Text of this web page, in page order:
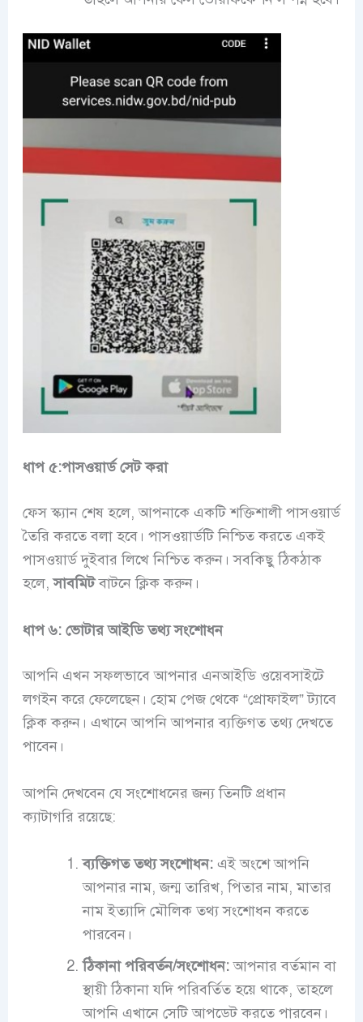
ধাপ ৫:পাসওয়ার্ড সেট করা
ফেস স্ক্যান শেষ হলে, আপনাকে একটি শক্তিশালী পাসওয়ার্ড
তৈরি করতে বলা হবে। পাসওয়ার্ডটি নিশ্চিত করতে একই
পাসওয়ার্ড দুইবার লিখে নিশ্চিত করুন। সবকিছু ঠিকঠাক
হলে,সাবমিটবাটনে ক্লিক করুন।
ধাপ ৬: ভোটার আইডি তথ্য সংশোধন
আপনি এখন সফলভাবে আপনার এনআইডি ওয়েবসাইটে
লগইন করে ফেলেছেন। হোম পেজ থেকে “প্রোফাইল” ট্যাবে
ক্লিক করুন। এখানে আপনি আপনার ব্যক্তিগত তথ্য দেখতে
পাবেন।
আপনি দেখবেন যে সংশোধনের জন্য তিনটি প্রধান
ক্যাটাগরি রয়েছে:
ব্যক্তিগত তথ্য সংশোধন:এই অংশে আপনি
আপনার নাম, জন্ম তারিখ, পিতার নাম, মাতার
নাম ইত্যাদি মৌলিক তথ্য সংশোধন করতে
পারবেন।
ঠিকানা পরিবর্তন/সংশোধন:আপনার বর্তমান বা
স্থায়ী ঠিকানা যদি পরিবর্তিত হয়ে থাকে, তাহলে
আপনি এখানে সেটি আপডেট করতে পারবেন।